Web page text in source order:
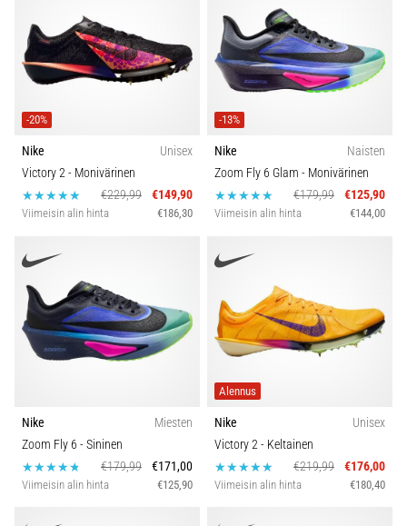
-20%
Nike
Unisex
Victory 2- Monivärinen
€229,99
€149,90
Viimeisin alin hinta €186,30
-13%
Nike
Naisten
Zoom Fly 6 Glam - Monivärinen
€179,99
€125,90
Viimeisin alin hinta €144,00
Nike
Miesten
Zoom Fly 6 - Sininen
€179,99
€171,00
Viimeisin alin hinta €125,90
Alennus
Nike
Unisex
Victory 2- Keltainen
€219,99
€176,00
Viimeisin alin hinta €180,40